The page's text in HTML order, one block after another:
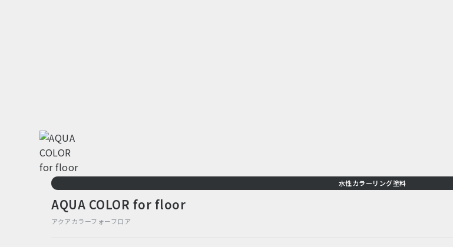
水性カラーリング塗料
AQUA COLOR for floor
アクアカラーフォーフロア